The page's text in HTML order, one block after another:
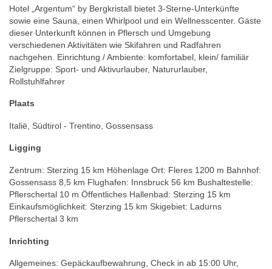
Hotel „Argentum“ by Bergkristall bietet 3-Sterne-Unterkünfte
sowie eine Sauna, einen Whirlpool und ein Wellnesscenter. Gäste
dieser Unterkunft können in Pflersch und Umgebung
verschiedenen Aktivitäten wie Skifahren und Radfahren
nachgehen. Einrichtung / Ambiente: komfortabel, klein/ familiär
Zielgruppe: Sport- und Aktivurlauber, Natururlauber,
Rollstuhlfahrer
Plaats
Italië, Südtirol - Trentino, Gossensass
Ligging
Zentrum: Sterzing 15 km Höhenlage Ort: Fleres 1200 m Bahnhof:
Gossensass 8,5 km Flughafen: Innsbruck 56 km Bushaltestelle:
Pflerschertal 10 m Öffentliches Hallenbad: Sterzing 15 km
Einkaufsmöglichkeit: Sterzing 15 km Skigebiet: Ladurns
Pflerschertal 3 km
Inrichting
Allgemeines: Gepäckaufbewahrung, Check in ab 15:00 Uhr,